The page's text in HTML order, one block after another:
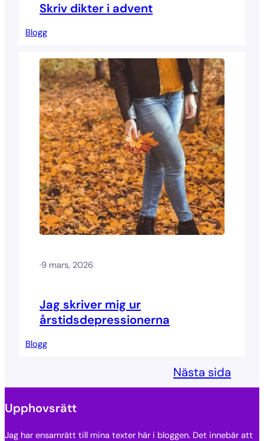
Skriv dikter i advent
Blogg
·9 mars, 2026
Jag skriver mig ur
årstidsdepressionerna
Blogg
Nästa sida
Upphovsrätt
Jag har ensamrätt till mina texter här i bloggen. Det innebär att